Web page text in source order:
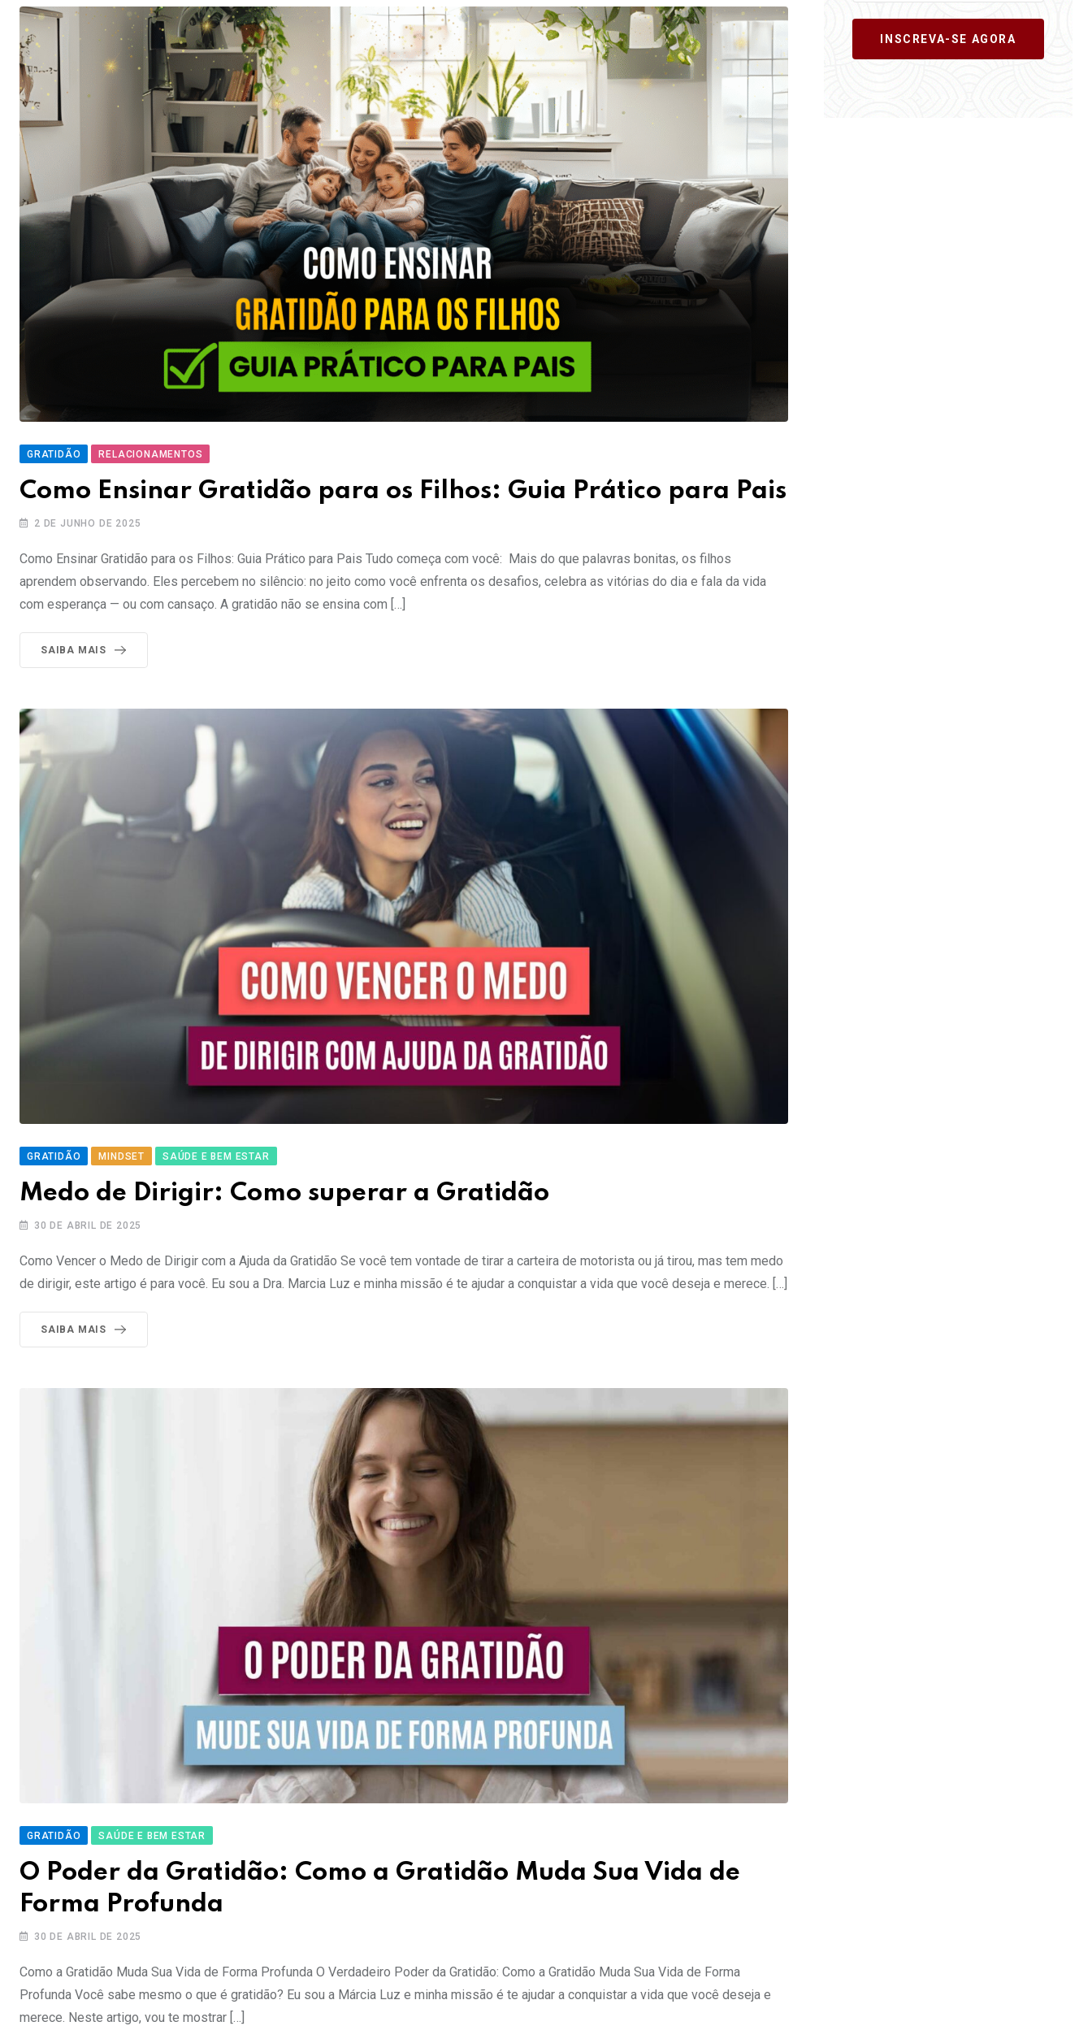
GRATIDÃO RELACIONAMENTOS
Como Ensinar Gratidão para os Filhos: Guia Prático para Pais
2 DE JUNHO DE 2025
Como Ensinar Gratidão para os Filhos: Guia Prático para Pais Tudo começa com você: Mais do que palavras bonitas, os filhos
aprendem observando. Eles percebem no silêncio: no jeito como você enfrenta os desafios, celebra as vitórias do dia e fala da vida
com esperança — ou com cansaço. A gratidão não se ensina com […]
SAIBA MAIS
GRATIDÃO MINDSET SAÚDE E BEM ESTAR
Medo de Dirigir: Como superar a Gratidão
30 DE ABRIL DE 2025
Como Vencer o Medo de Dirigir com a Ajuda da Gratidão Se você tem vontade de tirar a carteira de motorista ou já tirou, mas tem medo
de dirigir, este artigo é para você. Eu sou a Dra. Marcia Luz e minha missão é te ajudar a conquistar a vida que você deseja e merece. […]
SAIBA MAIS
GRATIDÃO SAÚDE E BEM ESTAR
O Poder da Gratidão: Como a Gratidão Muda Sua Vida de
Forma Profunda
30 DE ABRIL DE 2025
Como a Gratidão Muda Sua Vida de Forma Profunda O Verdadeiro Poder da Gratidão: Como a Gratidão Muda Sua Vida de Forma
Profunda Você sabe mesmo o que é gratidão? Eu sou a Márcia Luz e minha missão é te ajudar a conquistar a vida que você deseja e
merece. Neste artigo, vou te mostrar […]
INSCREVA-SE AGORA